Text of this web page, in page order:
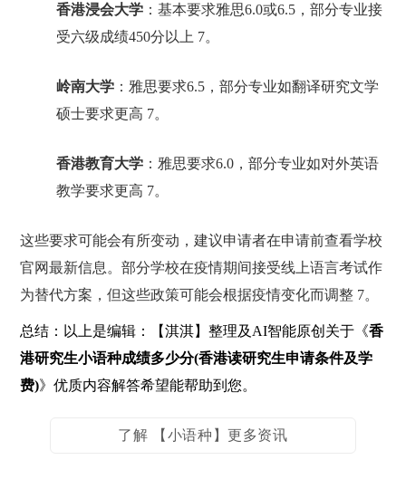
香港浸会大学 ：基本要求雅思6.0或6.5，部分专业接
受六级成绩450分以上 7。
岭南大学 ：雅思要求6.5，部分专业如翻译研究文学
硕士要求更高 7。
香港教育大学 ：雅思要求6.0，部分专业如对外英语
教学要求更高 7。
这些要求可能会有所变动，建议申请者在申请前查看学校
官网最新信息。部分学校在疫情期间接受线上语言考试作
为替代方案，但这些政策可能会根据疫情变化而调整 7。
总结：以上是编辑：【淇淇】整理及AI智能原创关于《香
港研究生小语种成绩多少分(香港读研究生申请条件及学
费)》优质内容解答希望能帮助到您。
了解 【小语种】更多资讯